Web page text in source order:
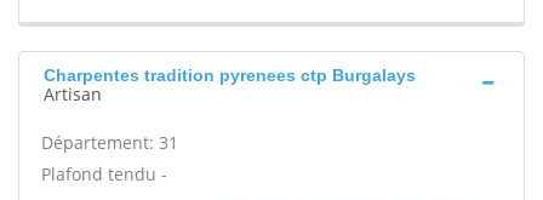
Charpentes tradition pyrenees ctp Burgalays
Artisan
Département: 31
Plafond tendu -